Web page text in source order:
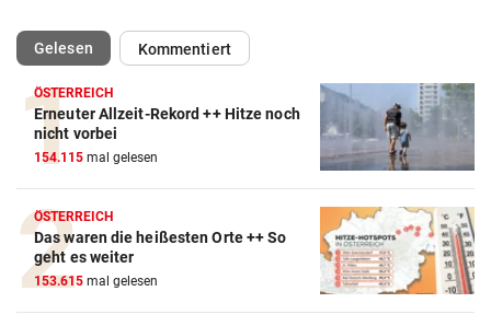
Gelesen(ausgewählt)Kommentiert
ÖSTERREICH
Erneuter Allzeit-Rekord ++ Hitze noch
nicht vorbei
154.115 mal gelesen
ÖSTERREICH
Das waren die heißesten Orte ++ So
geht es weiter
153.615 mal gelesen